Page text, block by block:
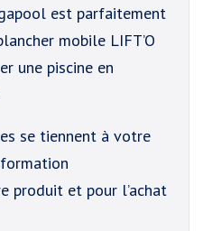
est parfaitement
mobile LIFT’O
une piscine en
se tiennent à votre
produit et pour l’achat